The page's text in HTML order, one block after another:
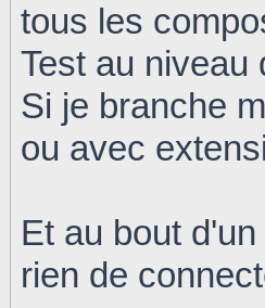
tous les
Test au niveau
Si je branche
ou avec
Et au bout
rien de